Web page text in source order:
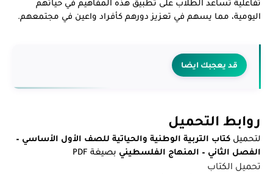
تفاعلية تساعد الطلاب على تطبيق هذه المفاهيم في حياتهم
اليومية، مما يسهم في تعزيز دورهم كأفراد واعين في مجتمعهم.
قد يعجبك ايضا
روابط التحميل
لتحميل كتاب التربية الوطنية والحياتية للصف الأول الأساسي –
الفصل الثاني – المنهاج الفلسطيني بصيغة PDF
تحميل الكتاب